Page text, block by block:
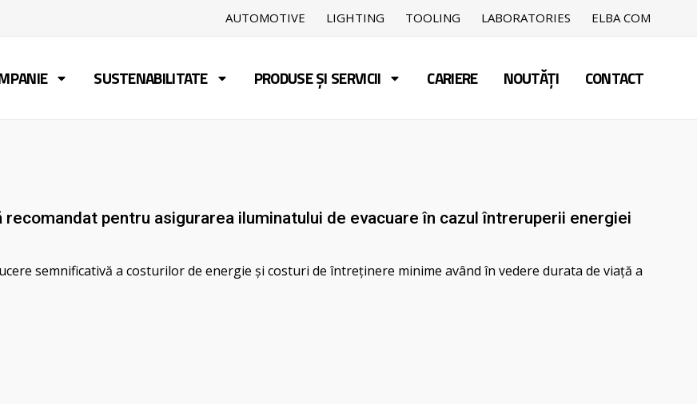
AUTOMOTIVE LIGHTING TOOLING LABORATORIES ELBA COM
SUSTENABILITATE PRODUSE ȘI SERVICII CARIERE NOUTĂȚI CONTACT
pentru asigurarea iluminatului de evacuare în cazul întreruperii energiei
semnificativă a costurilor de energie și costuri de întreținere minime având în vedere durata de viață a